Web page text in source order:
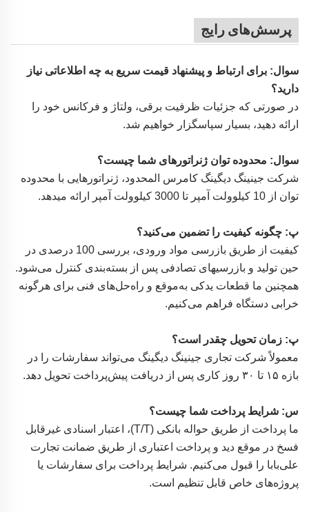
پرسش‌های رایج
سوال: برای ارتباط و پیشنهاد قیمت سریع به چه اطلاعاتی نیاز
دارید؟
در صورتی که جزئیات ظرفیت برقی، ولتاژ و فرکانس خود را
ارائه دهید، بسیار سپاسگزار خواهیم شد.
سوال: محدوده توان ژنراتورهای شما چیست؟
شرکت جینینگ دیگینگ کامرس المحدود، ژنراتورهایی با محدوده
توان از 10 کیلوولت آمپر تا 3000 کیلوولت آمپر ارائه میدهد.
پ: چگونه کیفیت را تضمین می‌کنید؟
کیفیت از طریق بازرسی مواد ورودی، بررسی 100 درصدی در
حین تولید و بازرسیهای تصادفی پس از بسته‌بندی کنترل می‌شود.
همچنین ما قطعات یدکی به‌موقع و راه‌حل‌های فنی برای هرگونه
خرابی دستگاه فراهم می‌کنیم.
پ: زمان تحویل چقدر است؟
معمولاً شرکت تجاری جینینگ دیگینگ می‌تواند سفارشات را در
بازه ۱۵ تا ۳۰ روز کاری پس از دریافت پیش‌پرداخت تحویل دهد.
س: شرایط پرداخت شما چیست؟
ما پرداخت از طریق حواله بانکی (T/T)، اعتبار اسنادی غیرقابل
فسخ در موقع دید و پرداخت اعتباری از طریق ضمانت تجارت
علی‌بابا را قبول می‌کنیم. شرایط پرداخت برای سفارشات یا
پروژه‌های خاص قابل تنظیم است.